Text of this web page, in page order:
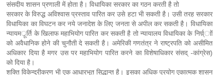
संसदीय शासन प्रणाली में होता है। विधायिका सरकार का गठन करती है तो
सरकार के विरुद्ध अविश्वास प्रस्ताव पारित कर उसे हटा भी सकती है। उसी तरह सरकार
विधायिका का विघटन कर नये जनादेश के लिए जनता से अपील कर सकती है। विधायिका
न्यायमर्ूर्ति के खिलाफ महाभियोग पारित कर सकती है तो न्यायालय विधायिका के निर्ण्र्ााें
को अवैधानिक होने की चुनौती दे सकती है। अमेरिकी गणतंत्र ने राष्ट्रपति को असीमित
अधिकार दिया है मगर उस पर महाभियोग पारित करने का विशेषाधिकार संसद् -कांग्रेस)
को दिया है।
शक्ति विकेन्द्रीकरण भी एक आधारभूत सिद्धान्त है। इसका अधिक प्रयोग एकात्मक शासन